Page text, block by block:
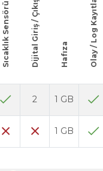
Sıcaklık Sensörü Dijital Giriş / Çıkış Hafıza Olay / Log Kayıtları
2 1 GB
1 GB